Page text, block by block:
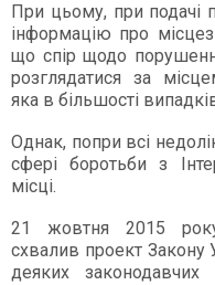
При цьому, при подачі
інформацію про
що спір щодо
розглядатися за
яка в більшості
Однак, попри всі
сфері боротьби з
місці.
21 жовтня 2015 року
схвалив проект Закону
деяких